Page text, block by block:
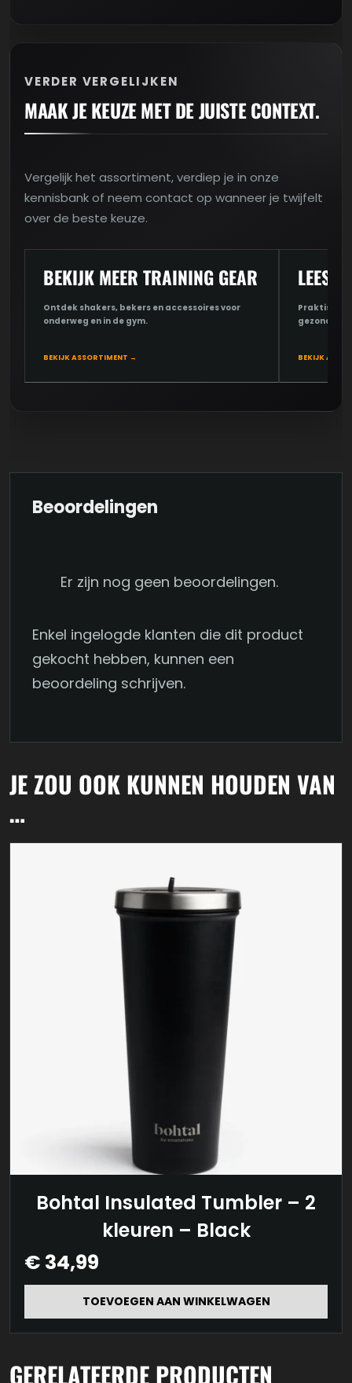
VERDER VERGELIJKEN
MAAK JE KEUZE MET DE JUISTE CONTEXT.
Vergelijk het assortiment, verdiep je in onze
kennisbank of neem contact op wanneer je twijfelt
over de beste keuze.
BEKIJK MEER TRAINING GEAR
Ontdek shakers, bekers en accessoires voor
onderweg en in de gym.
BEKIJK ASSORTIMENT →
LEES
Praktische
BEKIJK
Beoordelingen
Er zijn nog geen beoordelingen.
Enkel ingelogde klanten die dit product
gekocht hebben, kunnen een
beoordeling schrijven.
JE ZOU OOK KUNNEN HOUDEN VAN
…
Bohtal Insulated Tumbler – 2
kleuren – Black
€ 34,99
TOEVOEGEN AAN WINKELWAGEN
GERELATEERDE PRODUCTEN